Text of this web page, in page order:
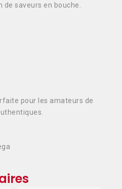
de saveurs en bouche.
pour les amateurs de